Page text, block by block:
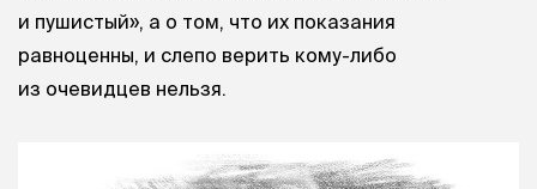
и пушистый», а о том, что их показания
равноценны, и слепо верить кому-либо
из очевидцев нельзя.